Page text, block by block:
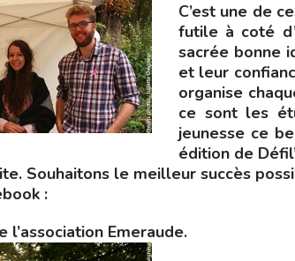
C’est une de
futile à coté
sacrée bonne
et leur
organise
ce sont les
jeunesse ce
édition de
Souhaitons le meilleur succès
:
l’association Emeraude.